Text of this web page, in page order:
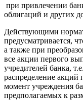
при привлечении
облигаций и других
Действующими
предусматривается,
а также при
все акции первого
учредителей банка,
распределение
момент учреждения
предполагаемых к